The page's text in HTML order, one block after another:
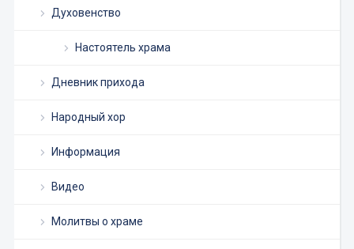
Духовенство
Настоятель храма
Дневник прихода
Народный хор
Информация
Видео
Молитвы о храме